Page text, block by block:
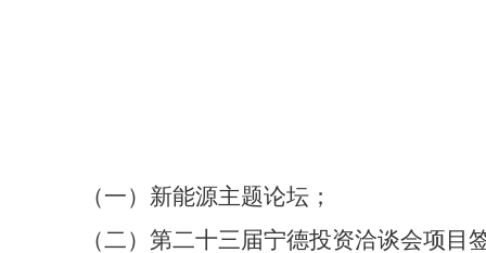
（一）新能源主题论坛；
（二）第二十三届宁德投资洽谈会项目